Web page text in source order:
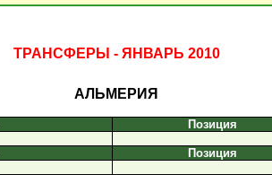
ТРАНСФЕРЫ - ЯНВАРЬ 2010
АЛЬМЕРИЯ
Позиция
Позиция